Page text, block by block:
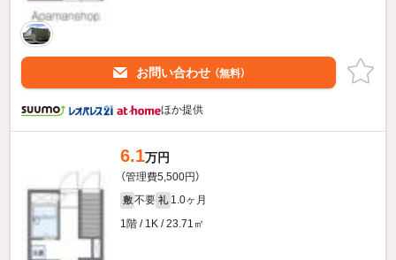
お問い合わせ （無料）
ほか提供
6.1万円
（管理費5,500円）
敷 不要 礼 1.0ヶ月
1階 / 1K / 23.71㎡